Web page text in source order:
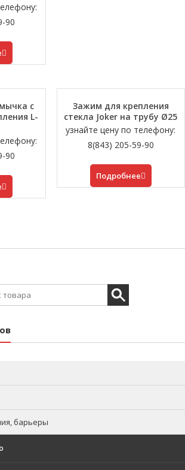
90
с
L-
90
Зажим для крепления
стекла Joker на трубу Ø25
узнайте цену по телефону:
8(843) 205-59-90
Подробнее
барьеры